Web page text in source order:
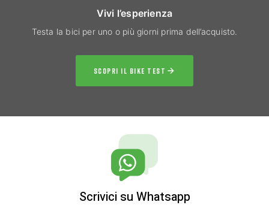
Vivi l’esperienza
Testa la bici per uno o più giorni prima dell’acquisto.
SCOPRI IL BIKE TEST
Scrivici su Whatsapp